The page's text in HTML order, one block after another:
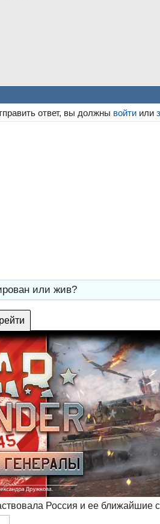
ответ, вы должны войти или
или жив?
Россия и ее ближайшие